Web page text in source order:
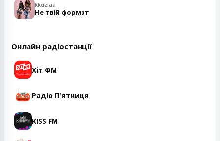
kkuziaa
Не твій формат
Онлайн радіостанції
Хіт ФМ
Радіо П'ятниця
KISS FM